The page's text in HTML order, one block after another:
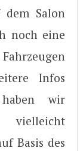
Salon
noch eine
Infos
wir
vielleicht
Basis des